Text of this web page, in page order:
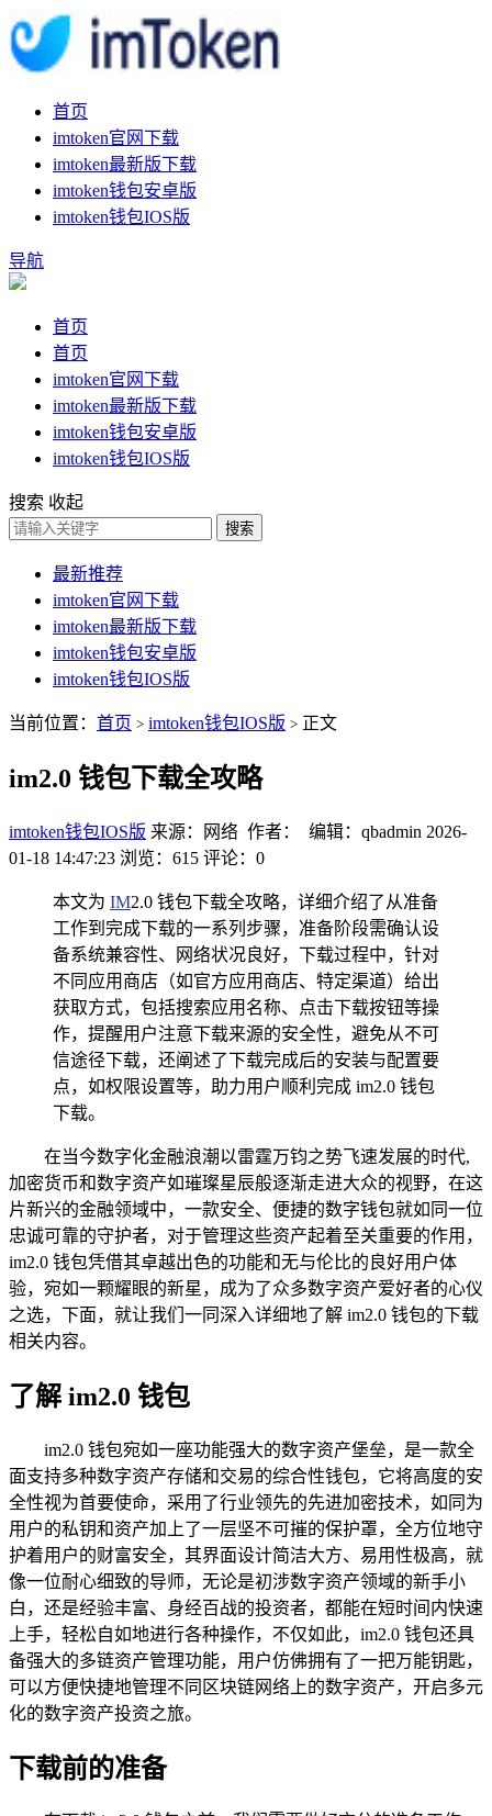
首页
imtoken官网下载
imtoken最新版下载
imtoken钱包安卓版
imtoken钱包IOS版
导航
首页
首页
imtoken官网下载
imtoken最新版下载
imtoken钱包安卓版
imtoken钱包IOS版
搜索 收起
搜索
最新推荐
imtoken官网下载
imtoken最新版下载
imtoken钱包安卓版
imtoken钱包IOS版
当前位置： 首页 > imtoken钱包IOS版 > 正文
im2.0 钱包下载全攻略
imtoken钱包IOS版 来源：网络 作者： 编辑：qbadmin 2026-
01-18 14:47:23 浏览：615 评论：0
本文为 IM2.0 钱包下载全攻略，详细介绍了从准备
工作到完成下载的一系列步骤，准备阶段需确认设
备系统兼容性、网络状况良好，下载过程中，针对
不同应用商店（如官方应用商店、特定渠道）给出
获取方式，包括搜索应用名称、点击下载按钮等操
作，提醒用户注意下载来源的安全性，避免从不可
信途径下载，还阐述了下载完成后的安装与配置要
点，如权限设置等，助力用户顺利完成 im2.0 钱包
下载。
在当今数字化金融浪潮以雷霆万钧之势飞速发展的时代,
加密货币和数字资产如璀璨星辰般逐渐走进大众的视野，在这
片新兴的金融领域中，一款安全、便捷的数字钱包就如同一位
忠诚可靠的守护者，对于管理这些资产起着至关重要的作用，
im2.0 钱包凭借其卓越出色的功能和无与伦比的良好用户体
验，宛如一颗耀眼的新星，成为了众多数字资产爱好者的心仪
之选，下面，就让我们一同深入详细地了解 im2.0 钱包的下载
相关内容。
了解 im2.0 钱包
im2.0 钱包宛如一座功能强大的数字资产堡垒，是一款全
面支持多种数字资产存储和交易的综合性钱包，它将高度的安
全性视为首要使命，采用了行业领先的先进加密技术，如同为
用户的私钥和资产加上了一层坚不可摧的保护罩，全方位地守
护着用户的财富安全，其界面设计简洁大方、易用性极高，就
像一位耐心细致的导师，无论是初涉数字资产领域的新手小
白，还是经验丰富、身经百战的投资者，都能在短时间内快速
上手，轻松自如地进行各种操作，不仅如此，im2.0 钱包还具
备强大的多链资产管理功能，用户仿佛拥有了一把万能钥匙，
可以方便快捷地管理不同区块链网络上的数字资产，开启多元
化的数字资产投资之旅。
下载前的准备